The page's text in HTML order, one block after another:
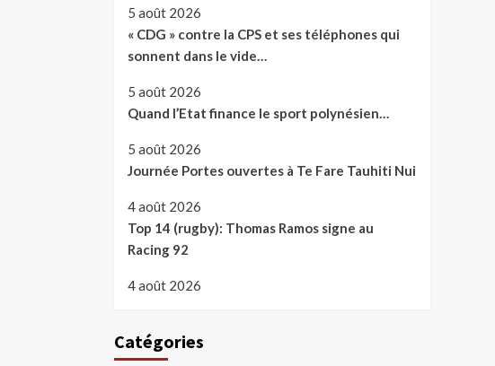
5 août 2026
« CDG » contre la CPS et ses téléphones qui
sonnent dans le vide…
5 août 2026
Quand l’Etat finance le sport polynésien…
5 août 2026
Journée Portes ouvertes à Te Fare Tauhiti Nui
4 août 2026
Top 14 (rugby): Thomas Ramos signe au
Racing 92
4 août 2026
Catégories